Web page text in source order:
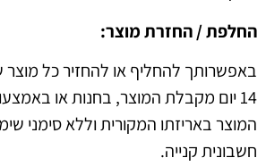
/ החזרת מוצר:
להחליף או להחזיר כל מוצר
מקבלת המוצר, בחנות או באמצעות
באריזתו המקורית וללא סימני שימוש
קנייה.